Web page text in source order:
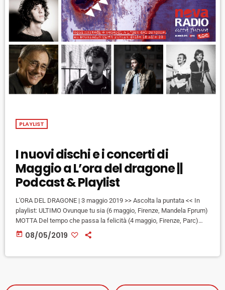
PLAYLIST
I nuovi dischi e i concerti di
Maggio a L’ora del dragone ||
Podcast & Playlist
L'ORA DEL DRAGONE | 3 maggio 2019 >> Ascolta la puntata << In
playlist: ULTIMO Ovunque tu sia (6 maggio, Firenze, Mandela Fprum)
MOTTA Del tempo che passa la felicità (4 maggio, Firenze, Parc)
UMBERTO TOZZI Gloria (16 maggio, Firenze, Mandela Forum) TRUE
SLEEPER Heavy Life (10 maggio, Firenze, Titty Twister) NU GUINEA
today 08/05/2019